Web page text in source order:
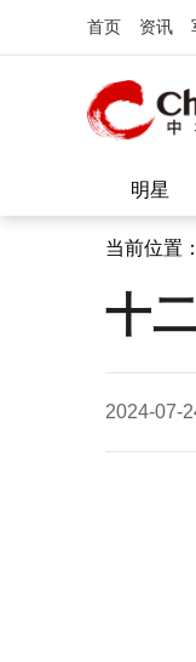
首页 资讯
明星
当前位置：
十
2024-07-